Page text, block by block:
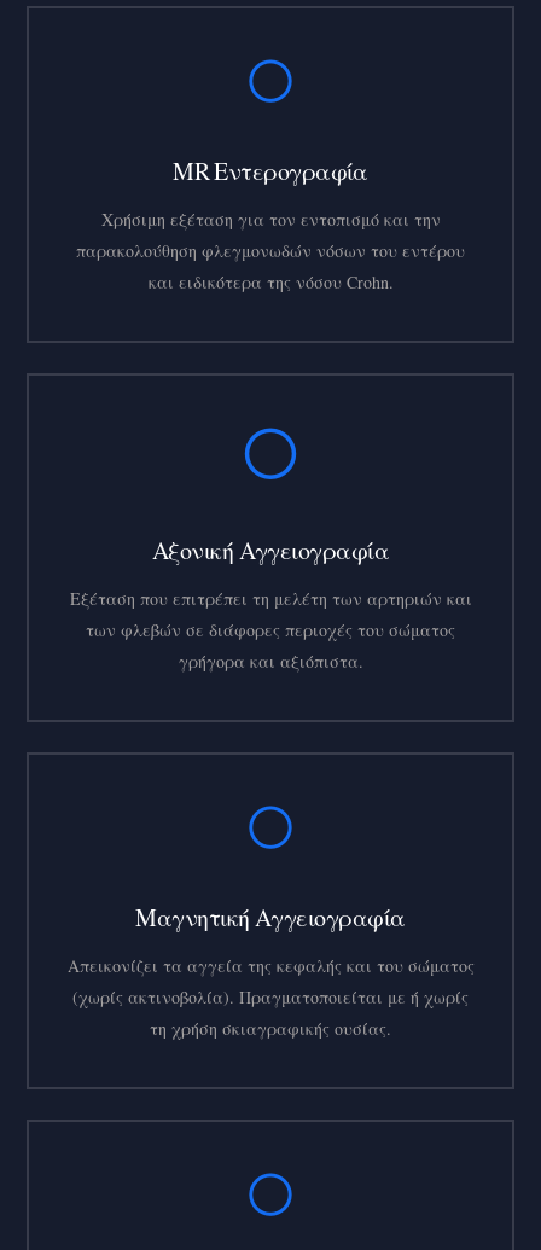
MR Εντερογραφία
Χρήσιμη εξέταση για τον εντοπισμό και την
παρακολούθηση φλεγμονωδών νόσων του εντέρου
και ειδικότερα της νόσου Crohn.
Αξονική Αγγειογραφία
Εξέταση που επιτρέπει τη μελέτη των αρτηριών και
των φλεβών σε διάφορες περιοχές του σώματος
γρήγορα και αξιόπιστα.
Μαγνητική Αγγειογραφία
Απεικονίζει τα αγγεία της κεφαλής και του σώματος
(χωρίς ακτινοβολία). Πραγματοποιείται με ή χωρίς
τη χρήση σκιαγραφικής ουσίας.